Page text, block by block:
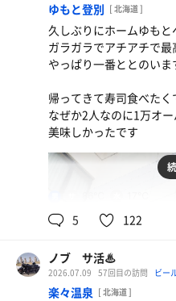
Bセットカレーラーメ
た白湯と迷った
スーパードライ
水
水
ゆもと登別 [ 北海道 ]
久しぶりにホームゆもと
ガラガラでアチアチで最
やっぱり一番ととのいま
帰ってきて寿司食べたく
なぜか2人なのに1万オ
美味しかったです
5 122
ノブ サ活♨
2026.07.09 57回目の訪問 ビー
楽々温泉 [ 北海道 ]